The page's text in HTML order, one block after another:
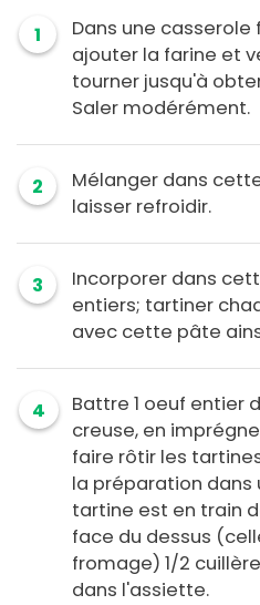
1
Dans une
ajouter la farine et
tourner jusqu'à
Saler modérément.
2
Mélanger dans
laisser refroidir.
3
Incorporer dans
entiers; tartiner
avec cette pâte
4
Battre 1 oeuf entier
creuse, en
faire rôtir les
la préparation dans
tartine est en train
face du dessus
fromage) 1/2
dans l'assiette.